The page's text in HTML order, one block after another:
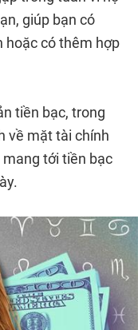
giúp bạn có
hoặc có thêm hợp
tiền bạc, trong
về mặt tài chính
tới tiền bạc